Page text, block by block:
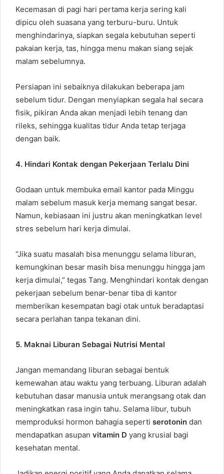
Kecemasan di pagi hari pertama kerja sering kali
dipicu oleh suasana yang terburu-buru. Untuk
menghindarinya, siapkan segala kebutuhan seperti
pakaian kerja, tas, hingga menu makan siang sejak
malam sebelumnya.
Persiapan ini sebaiknya dilakukan beberapa jam
sebelum tidur. Dengan menyiapkan segala hal secara
fisik, pikiran Anda akan menjadi lebih tenang dan
rileks, sehingga kualitas tidur Anda tetap terjaga
dengan baik.
4. Hindari Kontak dengan Pekerjaan Terlalu Dini
Godaan untuk membuka email kantor pada Minggu
malam sebelum masuk kerja memang sangat besar.
Namun, kebiasaan ini justru akan meningkatkan level
stres sebelum hari kerja dimulai.
“Jika suatu masalah bisa menunggu selama liburan,
kemungkinan besar masih bisa menunggu hingga jam
kerja dimulai,” tegas Tang. Menghindari kontak dengan
pekerjaan sebelum benar-benar tiba di kantor
memberikan kesempatan bagi otak untuk beradaptasi
secara perlahan tanpa tekanan dini.
5. Maknai Liburan Sebagai Nutrisi Mental
Jangan memandang liburan sebagai bentuk
kemewahan atau waktu yang terbuang. Liburan adalah
kebutuhan dasar manusia untuk merangsang otak dan
meningkatkan rasa ingin tahu. Selama libur, tubuh
memproduksi hormon bahagia seperti serotonin dan
mendapatkan asupan vitamin D yang krusial bagi
kesehatan mental.